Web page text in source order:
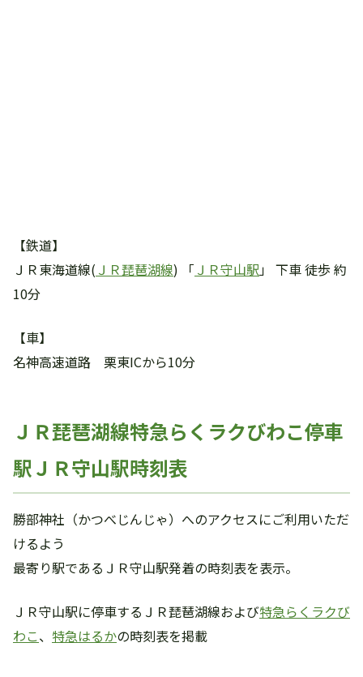
【鉄道】
ＪＲ東海道線( ＪＲ琵琶湖線) 「 ＪＲ守山駅 」 下車 徒歩 約
10分
【車】
名神高速道路 栗東ICから10分
ＪＲ琵琶湖線特急らくラクびわこ停車
駅ＪＲ守山駅時刻表
勝部神社（かつべじんじゃ）へのアクセスにご利用いただ
けるよう
最寄り駅であるＪＲ守山駅発着の時刻表を表示。
ＪＲ守山駅に停車するＪＲ琵琶湖線および特急らくラクび
わこ、 特急はるかの時刻表を掲載